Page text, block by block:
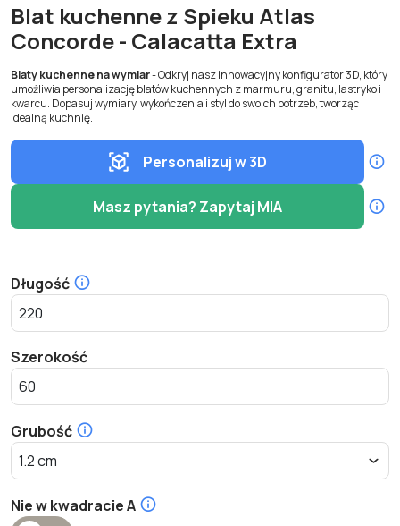
Blat kuchenne z Spieku Atlas
Concorde - Calacatta Extra
Blaty kuchenne na wymiar- Odkryj nasz innowacyjny konfigurator 3D, który
umożliwia personalizację blatów kuchennych z marmuru, granitu, lastryko i
kwarcu. Dopasuj wymiary, wykończenia i styl do swoich potrzeb, tworząc
idealną kuchnię.
Personalizuj w 3D
Masz pytania? Zapytaj MIA
Długość
Szerokość
Grubość
Nie w kwadracie A